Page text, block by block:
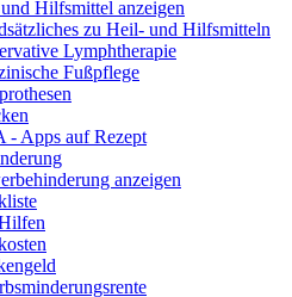
Hilfsmittel anzeigen
zu Heil- und Hilfsmitteln
Lymphtherapie
Fußpflege
- Apps auf Rezept
anzeigen